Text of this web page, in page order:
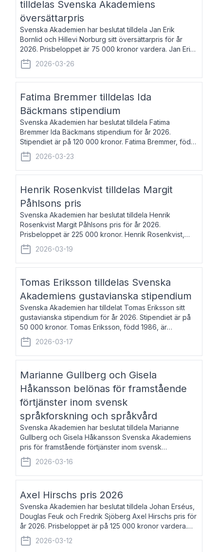
tilldelas Svenska Akademiens
översättarpris
Svenska Akademien har beslutat tilldela Jan Erik
Bornlid och Hillevi Norburg sitt översättarpris för år
2026. Prisbeloppet är 75 000 kronor vardera. Jan Erik
Bornlid, född 1947, är översättare från tyska. Han är
främst känd för sina översät
2026-03-26
Fatima Bremmer tilldelas Ida
Bäckmans stipendium
Svenska Akademien har beslutat tilldela Fatima
Bremmer Ida Bäckmans stipendium för år 2026.
Stipendiet är på 120 000 kronor. Fatima Bremmer, född
1977, är journalist och författare. Hon utkom i fjol med
boken Ligan. Klarakvarterens blodsyst
2026-03-23
Henrik Rosenkvist tilldelas Margit
Påhlsons pris
Svenska Akademien har beslutat tilldela Henrik
Rosenkvist Margit Påhlsons pris för år 2026.
Prisbeloppet är 225 000 kronor. Henrik Rosenkvist,
född 1965, är professor i nordiska språk vid Göteborgs
universitet. Han disputerade 2004 på avhan
2026-03-19
Tomas Eriksson tilldelas Svenska
Akademiens gustavianska stipendium
Svenska Akademien har tilldelat Tomas Eriksson sitt
gustavianska stipendium för år 2026. Stipendiet är på
50 000 kronor. Tomas Eriksson, född 1986, är
projektledare inom marknadsföring och författare och
utkom i fjol med boken Syndabocken.
2026-03-17
Marianne Gullberg och Gisela
Håkansson belönas för framstående
förtjänster inom svensk
språkforskning och språkvård
Svenska Akademien har beslutat tilldela Marianne
Gullberg och Gisela Håkansson Svenska Akademiens
pris för framstående förtjänster inom svensk
språkforskning och språkvård till minne av Carl Gabriel
och Karin Forsberg för år 2026. Prissumma
2026-03-16
Axel Hirschs pris 2026
Svenska Akademien har beslutat tilldela Johan Erséus,
Douglas Feuk och Fredrik Sjöberg Axel Hirschs pris för
år 2026. Prisbeloppet är på 125 000 kronor vardera.
Johan Erséus, född 1959, är fackboksförfattare och
journalist med mångårigt för
2026-03-12